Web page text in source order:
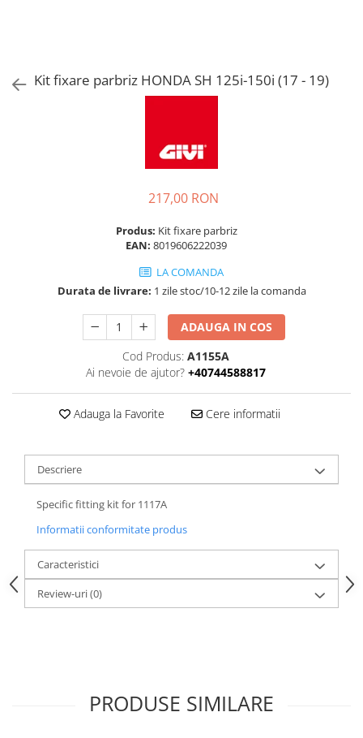
Kit fixare parbriz HONDA SH 125i-150i (17 - 19)
217,00 RON
Produs: Kit fixare parbriz
EAN: 8019606222039
LA COMANDA
Durata de livrare: 1 zile stoc/10-12 zile la comanda
ADAUGA IN COS
Cod Produs: A1155A
Ai nevoie de ajutor? +40744588817
Adauga la Favorite Cere informatii
Descriere
Specific fitting kit for 1117A
Informatii conformitate produs
Caracteristici
Review-uri(0)
PRODUSE SIMILARE